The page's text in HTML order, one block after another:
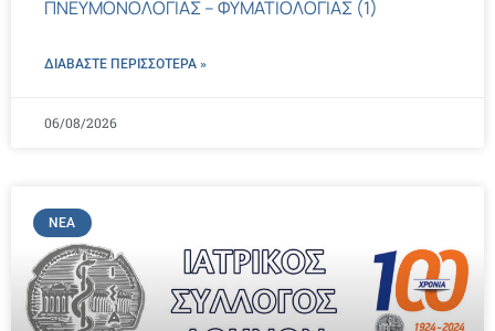
ΠΝΕΥΜΟΝΟΛΟΓΙΑΣ – ΦΥΜΑΤΙΟΛΟΓΙΑΣ (1)
ΔΙΑΒΑΣΤΕ ΠΕΡΙΣΣΌΤΕΡΑ »
06/08/2026
ΝΈΑ